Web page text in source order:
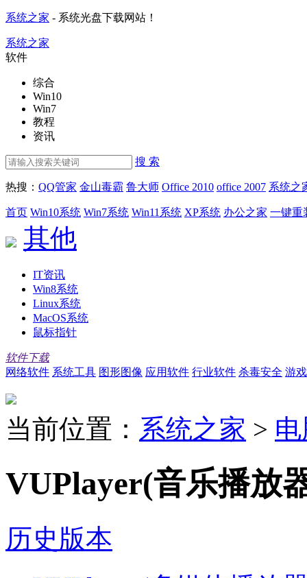
系统之家 - 系统光盘下载网站！
系统之家
软件
综合
Win10
Win7
教程
资讯
搜 索
热搜： QQ管家 金山毒霸 鲁大师 Office 2010 office 2007 系统之
首页 Win10系统 Win7系统 Win11系统 XP系统 办公之家 一键重
其他
IT资讯
Win8系统
Linux系统
MacOS系统
鼠标指针
软件下载
网络软件 系统工具 图形图像 应用软件 行业软件 杀毒安全 游
当前位置： 系统之家 >
VUPlayer(音乐播放
历史版本